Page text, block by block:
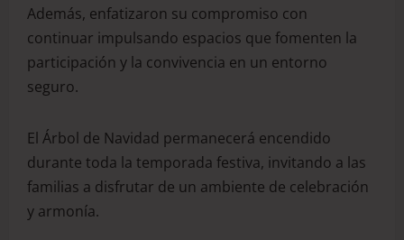
Además, enfatizaron su compromiso con
continuar impulsando espacios que fomenten la
participación y la convivencia en un entorno
seguro.
El Árbol de Navidad permanecerá encendido
durante toda la temporada festiva, invitando a las
familias a disfrutar de un ambiente de celebración
y armonía.